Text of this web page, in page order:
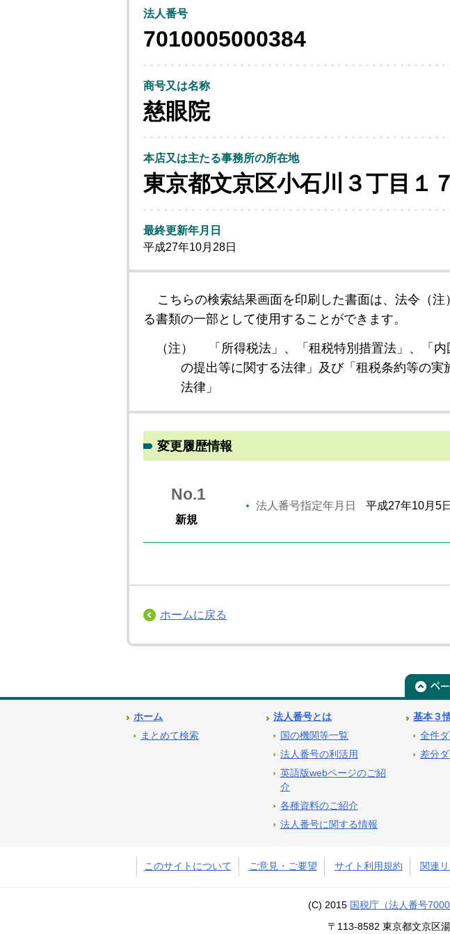
法人番号
7010005000384
商号又は名称
慈眼院
本店又は主たる事務所の所在地
東京都文京区小石川３丁目１
最終更新年月日
平成27年10月28日
こちらの検索結果画面を印刷した書面は、法令（
る書類の一部として使用することができます。
（注）
「所得税法」、「租税特別措置法」、「
の提出等に関する法律」及び「租税条約等の
法律」
変更履歴情報
No.1
新規
法人番号指定年月日 平成27年10月5日
ホームに戻る
ホーム
まとめて検索
法人番号とは
国の機関等一覧
法人番号の利活用
英語版webページのご紹
介
各種資料のご紹介
法人番号に関する情報
基本３
全件
差分
このサイトについて ご意見・ご要望 サイト利用規約 関連
(C) 2015 国税庁（法人番号
〒113-8582 東京都文京区